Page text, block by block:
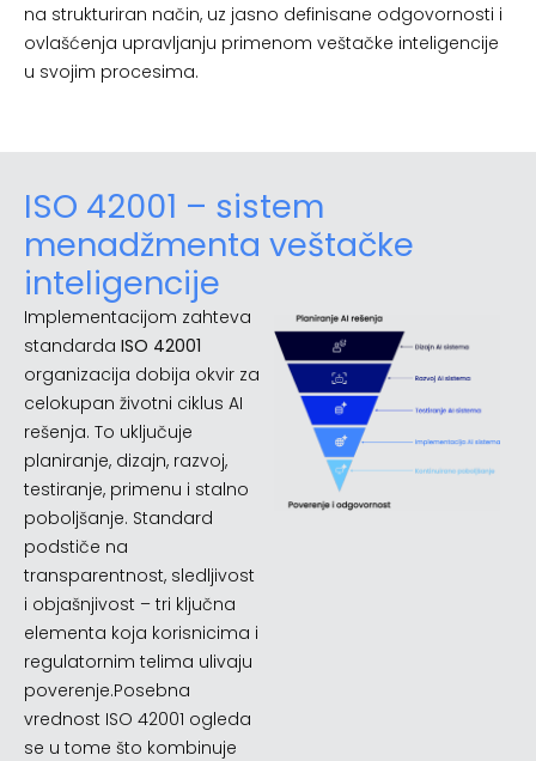
na strukturiran način, uz jasno definisane odgovornosti i
ovlašćenja upravljanju primenom veštačke inteligencije
u svojim procesima.
ISO 42001 – sistem
menadžmenta veštačke
inteligencije
Implementacijom zahteva
standarda ISO 42001
organizacija dobija okvir za
celokupan životni ciklus AI
rešenja. To uključuje
planiranje, dizajn, razvoj,
testiranje, primenu i stalno
poboljšanje. Standard
podstiče na
transparentnost, sledljivost
i objašnjivost – tri ključna
elementa koja korisnicima i
regulatornim telima ulivaju
poverenje.Posebna
vrednost ISO 42001 ogleda
se u tome što kombinuje